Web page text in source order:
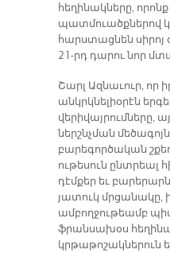
հեղինակները,
պատմուածքներով
հարստացնեն սիրոյ
21-րդ դարու նոր
Շարլ Ազնաւուր, որ
անկրկնելիօրէն
վերիվայրումները,
ներշնչման
բարեգործական շքեղ
ութեսուն ընտրեալ
դէմքեր եւ
յատուկ մրցանակը,
ամբողջութեամբ
ֆրանսախօս
կրթաթոշակներուն